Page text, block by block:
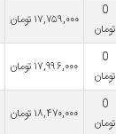
0
تومان
۱۷,۷۵۹,۰۰۰ تومان
0
تومان
۱۷,۹۹۶,۰۰۰ تومان
0
تومان
۱۸,۴۷۰,۰۰۰ تومان